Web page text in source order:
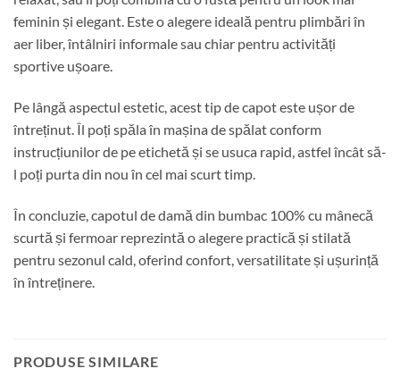
feminin și elegant. Este o alegere ideală pentru plimbări în
aer liber, întâlniri informale sau chiar pentru activități
sportive ușoare.
Pe lângă aspectul estetic, acest tip de capot este ușor de
întreținut. Îl poți spăla în mașina de spălat conform
instrucțiunilor de pe etichetă și se usuca rapid, astfel încât să-
l poți purta din nou în cel mai scurt timp.
În concluzie, capotul de damă din bumbac 100% cu mânecă
scurtă și fermoar reprezintă o alegere practică și stilată
pentru sezonul cald, oferind confort, versatilitate și ușurință
în întreținere.
PRODUSE SIMILARE